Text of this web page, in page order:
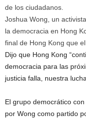
de los ciudadanos.
Joshua Wong, un
la democracia en Hong
final de Hong Kong que
Dijo que Hong Kong
democracia para las
justicia falla, nuestra
El grupo democrático
por Wong como partido